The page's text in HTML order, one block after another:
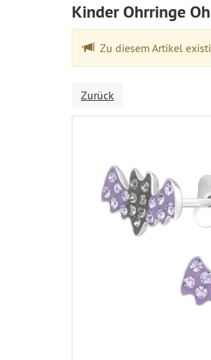
Kinder Ohrringe
Zu diesem Artikel
Zurück